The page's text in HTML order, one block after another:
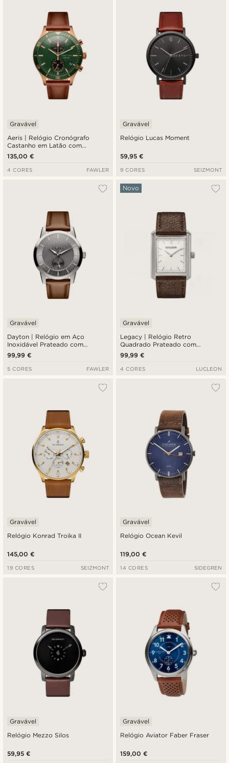
Aeris | Relógio Cronógrafo
Castanho em Latão com
Mostrador Verde
Gravável
135,00 €
4 CORES FAWLER
Relógio Lucas Moment
Gravável
59,95 €
9 CORES SEIZMONT
Dayton | Relógio em Aço
Inoxidável Prateado com
Mostrador Cinza Texturizado
Gravável
99,99 €
5 CORES FAWLER
Legacy | Relógio Retro
Quadrado Prateado com
Mostrador Branco e Pulseira em
Pele Castanha-escura
Novo
Gravável
99,99 €
4 CORES LUCLEON
Relógio Konrad Troika II
Gravável
145,00 €
19 CORES SEIZMONT
Relógio Ocean Kevil
Gravável
119,00 €
14 CORES SIDEGREN
Relógio Mezzo Silos
Gravável
59,95 €
Relógio Aviator Faber Fraser
Gravável
159,00 €